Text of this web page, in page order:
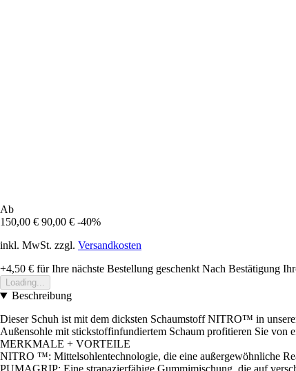
Ab
150,00 € 90,00 € -40%
inkl. MwSt. zzgl. Versandkosten
+4,50 € für Ihre nächste Bestellung geschenkt Nach Bestätigung
Loading...
Beschreibung
Dieser Schuh ist mit dem dicksten Schaumstoff NITRO™ in
Außensohle mit stickstoffinfundiertem Schaum profitieren Sie von
MERKMALE + VORTEILE
NITRO ™: Mittelsohlentechnologie, die eine außergewöhnliche